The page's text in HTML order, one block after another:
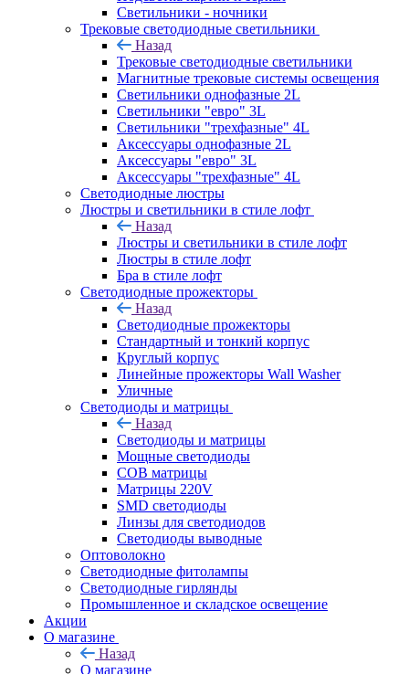
Светильники - ночники
Трековые светодиодные светильники
Назад
Трековые светодиодные светильники
Магнитные трековые системы освещения
Светильники однофазные 2L
Светильники "евро" 3L
Светильники "трехфазные" 4L
Аксессуары однофазные 2L
Аксессуары "евро" 3L
Аксессуары "трехфазные" 4L
Светодиодные люстры
Люстры и светильники в стиле лофт
Назад
Люстры и светильники в стиле лофт
Люстры в стиле лофт
Бра в стиле лофт
Светодиодные прожекторы
Назад
Светодиодные прожекторы
Стандартный и тонкий корпус
Круглый корпус
Линейные прожекторы Wall Washer
Уличные
Светодиоды и матрицы
Назад
Светодиоды и матрицы
Мощные светодиоды
COB матрицы
Матрицы 220V
SMD светодиоды
Линзы для светодиодов
Светодиоды выводные
Оптоволокно
Светодиодные фитолампы
Светодиодные гирлянды
Промышленное и складское освещение
Акции
О магазине
Назад
О магазине